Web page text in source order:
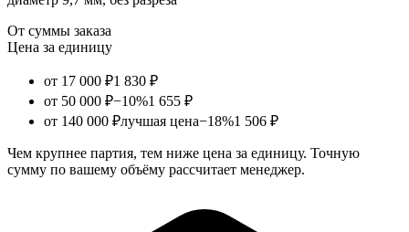
От суммы заказа
Цена за единицу
от 17 000 ₽1 830 ₽
от 50 000 ₽−10%1 655 ₽
от 140 000 ₽лучшая цена−18%1 506 ₽
Чем крупнее партия, тем ниже цена за единицу. Точную
сумму по вашему объёму рассчитает менеджер.